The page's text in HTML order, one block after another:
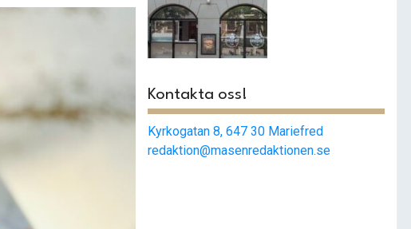
Kontakta oss!
Kyrkogatan 8, 647 30 Mariefred
redaktion@masenredaktionen.se